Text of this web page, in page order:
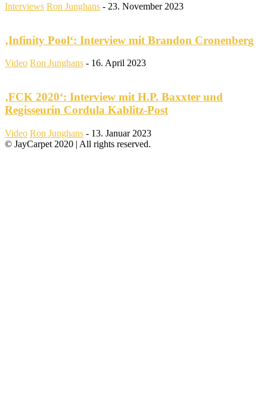
Interviews Ron Junghans - 23. November 2023
‚Infinity Pool‘: Interview mit Brandon Cronenberg
Video Ron Junghans - 16. April 2023
‚FCK 2020‘: Interview mit H.P. Baxxter und
Regisseurin Cordula Kablitz-Post
Video Ron Junghans - 13. Januar 2023
© JayCarpet 2020 | All rights reserved.